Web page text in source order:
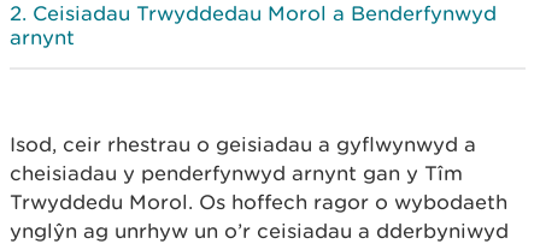
Ceisiadau Trwyddedau Morol a Benderfynwyd
arnynt
Isod, ceir rhestrau o geisiadau a gyflwynwyd a
cheisiadau y penderfynwyd arnynt gan y Tîm
Trwyddedu Morol. Os hoffech ragor o wybodaeth
ynglŷn ag unrhyw un o’r ceisiadau a dderbyniwyd